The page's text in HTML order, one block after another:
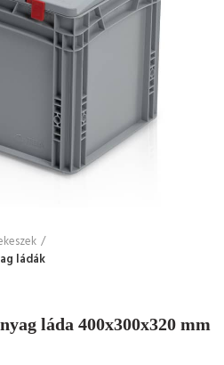
ládák
láda 400x300x320 mm